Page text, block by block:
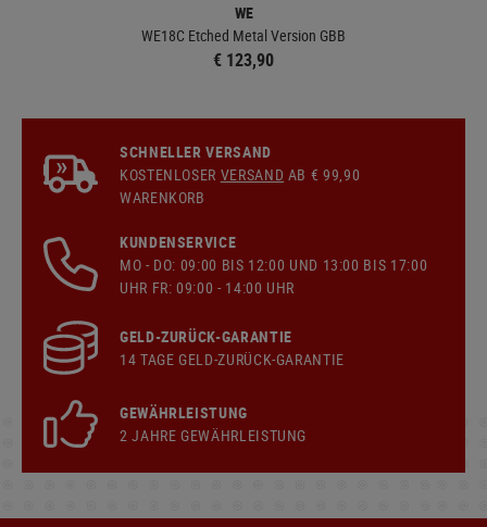
WE
WE18C Etched Metal Version GBB
€ 123,90
SCHNELLER VERSAND
KOSTENLOSER VERSAND AB € 99,90
WARENKORB
KUNDENSERVICE
MO - DO: 09:00 BIS 12:00 UND 13:00 BIS 17:00
UHR FR: 09:00 - 14:00 UHR
GELD-ZURÜCK-GARANTIE
14 TAGE GELD-ZURÜCK-GARANTIE
GEWÄHRLEISTUNG
2 JAHRE GEWÄHRLEISTUNG